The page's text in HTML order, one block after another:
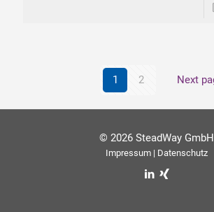
1 2 Next
© 2026 SteadWay GmbH
Impressum | Datenschutz